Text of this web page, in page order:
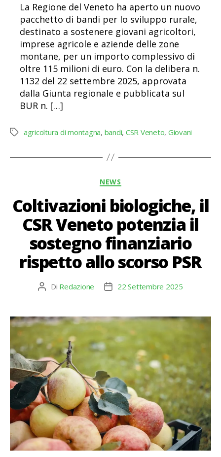
La Regione del Veneto ha aperto un nuovo
pacchetto di bandi per lo sviluppo rurale,
destinato a sostenere giovani agricoltori,
imprese agricole e aziende delle zone
montane, per un importo complessivo di
oltre 115 milioni di euro. Con la delibera n.
1132 del 22 settembre 2025, approvata
dalla Giunta regionale e pubblicata sul
BUR n. […]
Tag agricoltura di montagna, bandi, CSR Veneto, Giovani
Categorie
NEWS
Coltivazioni biologiche, il
CSR Veneto potenzia il
sostegno finanziario
rispetto allo scorso PSR
Autore
Di Redazione
Data22 Settembre 2025